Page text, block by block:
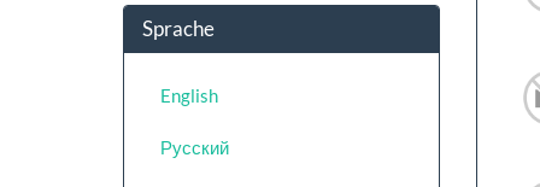
Sprache
English
Русский